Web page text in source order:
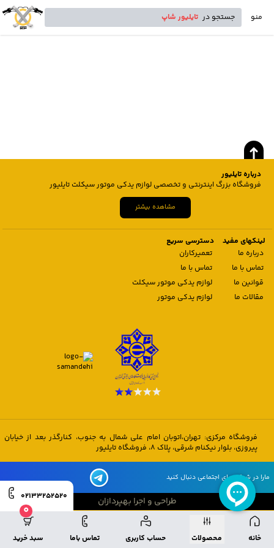
منو جستجو در تایلیور شاپ
خانه محصولات حساب کاربری تماس باما
0
سبد خرید
02133252520
درباره تایلیور
فروشگاه بزرگ اینترنتی و تخصصی لوازم یدکی موتور سیکلت تایلیور
مشاهده بیشتر
لینکهای مفید
درباره ما
تماس با ما
قوانین ما
مقالات ما
دسترسی سریع
تعمیرکاران
تماس با ما
لوازم یدکی موتور سیکلت
لوازم یدکی موتور
فروشگاه مرکزی: تهران،اتوبان امام علی شمال به جنوب، کنارگذر بعد از خیابان
پیروزی، بلوار نیکنام شرقی، پلاک 8، فروشگاه تایلیور
مارا در شبکه های اجتماعی دنبال کنید
طراحی و اجرا بهپردازان
طراحی و اجرا بهپردازان